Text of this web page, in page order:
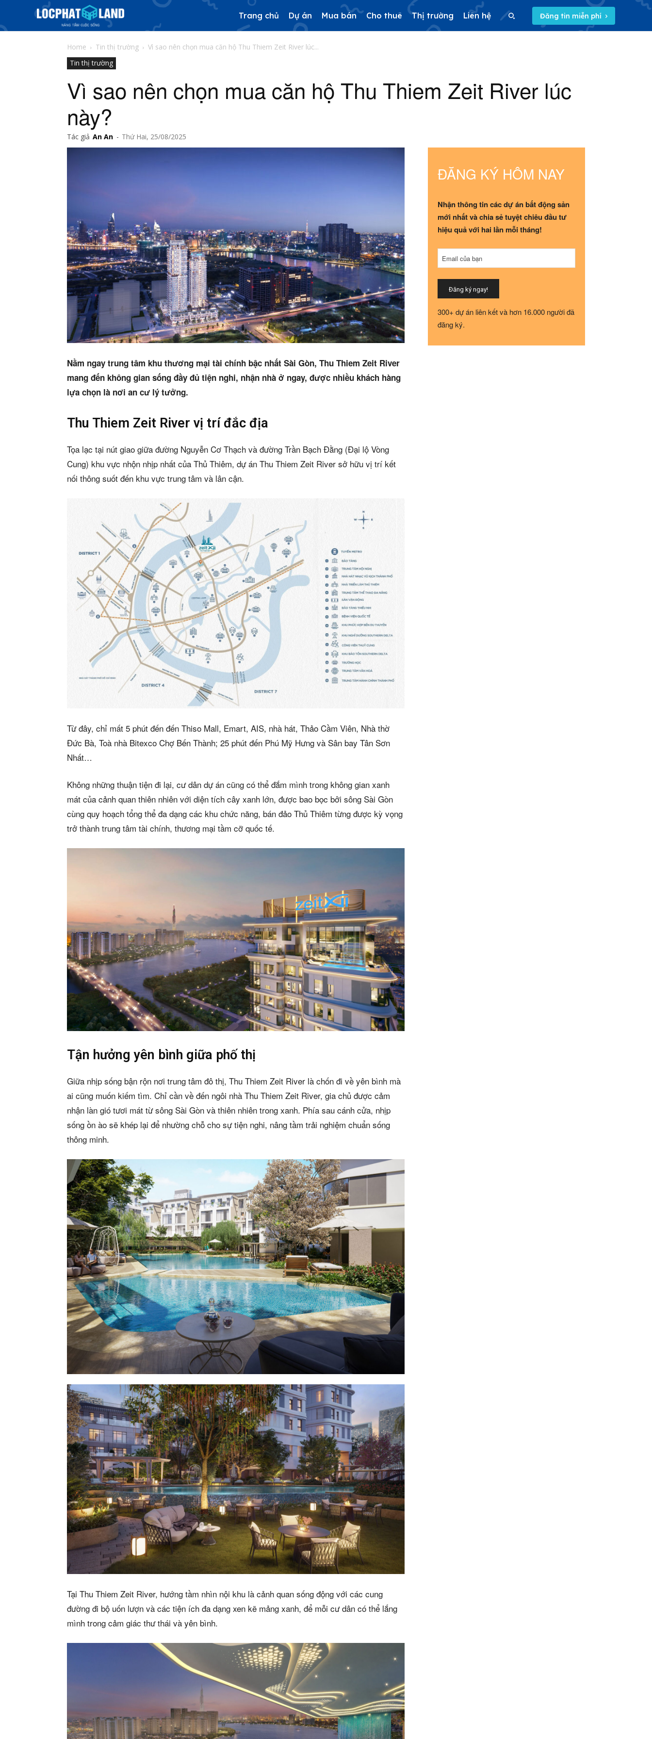
Phiên bản cập nhật V3
& tìm kiếm nhanh chóng hơn
Dự án
Mua bán
Cho thuê
Thị trường
5/5 (2 Reviews)
Trang chủ Dự án Mua bán Cho thuê Thị trường Liên hệ Đăng tin miễn phí
Home Tin thị trường
Vì sao nên chọn mua căn hộ Thu Thiem Zeit River lúc...
Tin thị trường
Vì sao nên chọn mua căn hộ Thu Thiem Zeit River lúc
này?
Tác giả An An - Thứ Hai, 25/08/2025
Nằm ngay trung tâm khu thương mại tài chính bậc nhất Sài Gòn, Thu Thiem Zeit River
mang đến không gian sống đầy đủ tiện nghi, nhận nhà ở ngay, được nhiều khách hàng
lựa chọn là nơi an cư lý tưởng.
Thu Thiem Zeit River vị trí đắc địa
Tọa lạc tại nút giao giữa đường Nguyễn Cơ Thạch và đường Trần Bạch Đằng (Đại lộ Vòng
Cung) khu vực nhộn nhịp nhất của Thủ Thiêm, dự án Thu Thiem Zeit River sở hữu vị trí kết
nối thông suốt đến khu vực trung tâm và lân cận.
Từ đây, chỉ mất 5 phút đến đến Thiso Mall, Emart, AIS, nhà hát, Thảo Cầm Viên, Nhà thờ
Đức Bà, Toà nhà Bitexco Chợ Bến Thành; 25 phút đến Phú Mỹ Hưng và Sân bay Tân Sơn
Nhất…
Không những thuận tiện đi lại, cư dân dự án cũng có thể đắm mình trong không gian xanh
mát của cảnh quan thiên nhiên với diện tích cây xanh lớn, được bao bọc bởi sông Sài Gòn
cùng quy hoạch tổng thể đa dạng các khu chức năng, bán đảo Thủ Thiêm từng được kỳ vọng
trở thành trung tâm tài chính, thương mại tầm cỡ quốc tế.
Tận hưởng yên bình giữa phố thị
Giữa nhịp sống bận rộn nơi trung tâm đô thị, Thu Thiem Zeit River là chốn đi về yên bình mà
ai cũng muốn kiếm tìm. Chỉ cần về đến ngôi nhà Thu Thiem Zeit River, gia chủ được cảm
nhận làn gió tươi mát từ sông Sài Gòn và thiên nhiên trong xanh. Phía sau cánh cửa, nhịp
sống ồn ào sẽ khép lại để nhường chỗ cho sự tiện nghi, nâng tầm trải nghiệm chuẩn sống
thông minh.
Tại Thu Thiem Zeit River, hướng tầm nhìn nội khu là cảnh quan sống động với các cung
đường đi bộ uốn lượn và các tiện ích đa dạng xen kẽ mảng xanh, để mỗi cư dân có thể lắng
mình trong cảm giác thư thái và yên bình.
ĐĂNG KÝ HÔM NAY
Nhận thông tin các dự án bất động sản
mới nhất và chia sẻ tuyệt chiêu đầu tư
hiệu quả với hai lần mỗi tháng!
Name
Email của bạn
Đăng ký ngay!
300+ dự án liên kết và hơn 16.000 người đã
đăng ký.